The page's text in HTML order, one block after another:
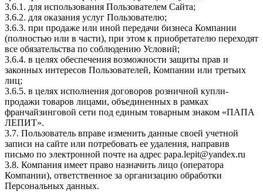
3.6.1. для использования Пользователем Сайта;
3.6.2. для оказания услуг Пользователю;
3.6.3. при продаже или иной передачи бизнеса Компании
(полностью или в части), при этом к приобретателю переходят
все обязательства по соблюдению Условий;
3.6.4. в целях обеспечения возможности защиты прав и
законных интересов Пользователей, Компании или третьих
лиц;
3.6.5. в целях исполнения договоров розничной купли-
продажи товаров лицами, объединенных в рамках
франчайзинговой сети под единым товарным знаком «ПАПА
ЛЕПИТ».
3.7. Пользователь вправе изменить данные своей учетной
записи на сайте или потребовать ее удаления, направив
письмо по электронной почте на адрес papa.lepit@yandex.ru
3.8. Компания имеет право назначить лицо (оператора
Компании), ответственное за организацию обработки
Персональных данных.